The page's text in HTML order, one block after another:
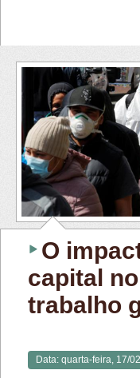
O
capital
trabalho
Data: quarta-feira, 17/